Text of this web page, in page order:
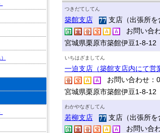
つきだてしてん
築館支店
支店（出張所
お問い合
宮城県栗原市築館伊豆1-8-12
いちはざましてん
一迫支店（築館支店内にて営
お問い合わせ：
宮城県栗原市築館伊豆1-8-12
わかやなぎしてん
若柳支店
支店（出張所
お問い合